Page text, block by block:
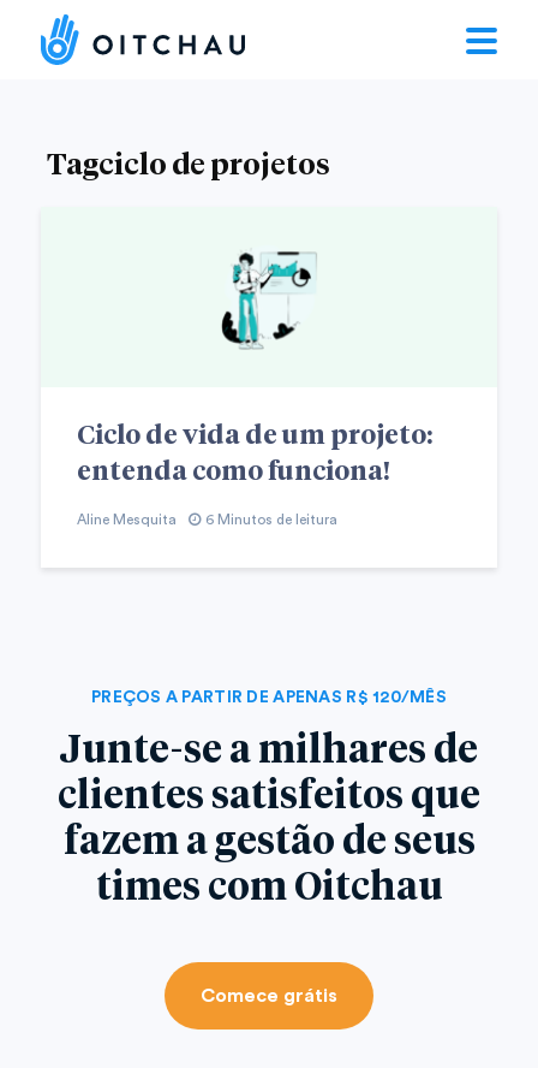
Tagciclo de projetos
Ciclo de vida de um projeto:
entenda como funciona!
Aline Mesquita 6 Minutos de leitura
PREÇOS A PARTIR DE APENAS R$ 120/MÊS
Junte-se a milhares de
clientes satisfeitos que
fazem a gestão de seus
times com Oitchau
Comece grátis